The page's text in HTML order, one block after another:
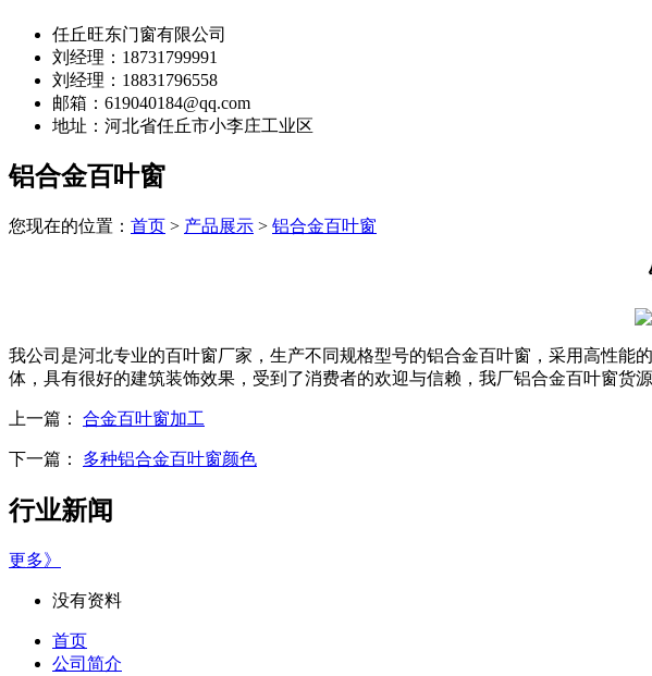
任丘旺东门窗有限公司
刘经理：18731799991
刘经理：18831796558
邮箱：619040184@qq.com
地址：河北省任丘市小李庄工业区
铝合金百叶窗
您现在的位置： 首页 > 产品展示 > 铝合金百叶窗
我公司是河北专业的百叶窗厂家，生产不同规格型号的铝合金百叶窗，采用高性
体，具有很好的建筑装饰效果，受到了消费者的欢迎与信赖，我厂铝合金百叶窗货源
上一篇： 合金百叶窗加工
下一篇： 多种铝合金百叶窗颜色
行业新闻
更多》
没有资料
首页
公司简介